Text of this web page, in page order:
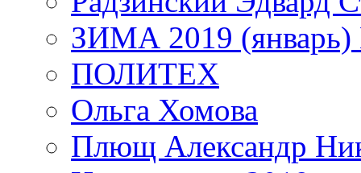
ЗИМА 2019 (январь)
ПОЛИТЕХ
Ольга Хомова
Плющ Александр